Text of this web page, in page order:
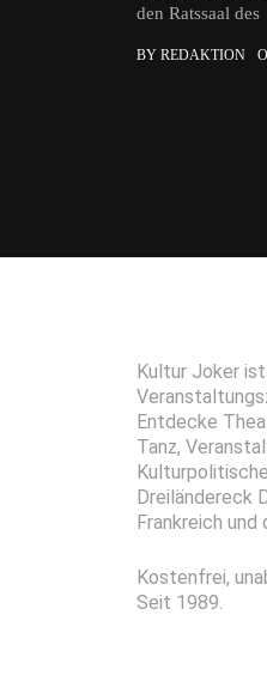
den Ratssaal des
BY REDAKTION
Kultur Joker
Entdecke
Tanz,
Dreiländereck
Frankreich und
Kostenfrei,
Seit 1989.